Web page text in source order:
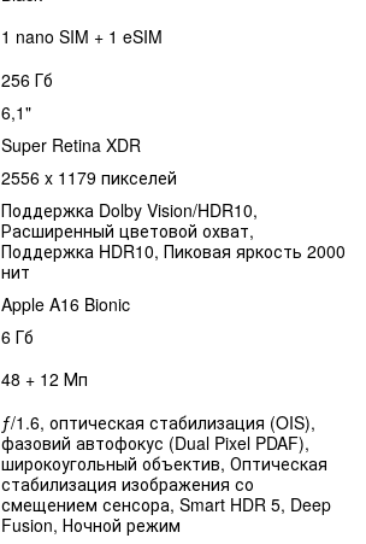
1 nano SIM + 1 eSIM
256 Гб
6,1"
Super Retina XDR
2556 x 1179 пикселей
Поддержка Dolby Vision/HDR10,
Расширенный цветовой охват,
Поддержка HDR10, Пиковая яркость 2000
нит
Apple A16 Bionic
6 Гб
48 + 12 Мп
ƒ/1.6, оптическая стабилизация (OIS),
фазовий автофокус (Dual Pixel PDAF),
широкоугольный объектив, Оптическая
стабилизация изображения со
смещением сенсора, Smart HDR 5, Deep
Fusion, Ночной режим